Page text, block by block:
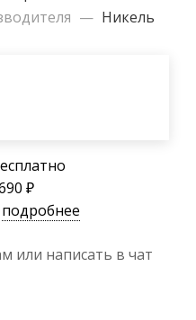
— Никель
₽
подробнее
или написать в чат